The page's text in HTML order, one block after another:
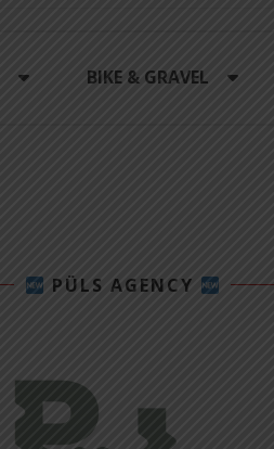
BIKE & GRAVEL
PÜLS AGENCY